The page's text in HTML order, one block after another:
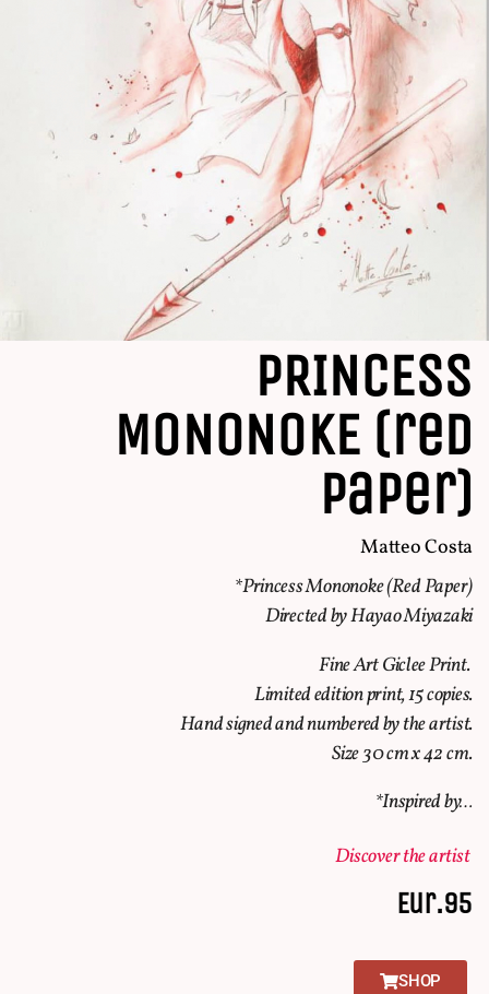
PRINCESS
MONONOKE (red
paper)
Matteo Costa
*Princess Mononoke (Red Paper)
Directed by Hayao Miyazaki
Fine Art Giclee Print.
Limited edition print, 15 copies.
Hand signed and numbered by the artist.
Size 30 cm x 42 cm.
*Inspired by…
Discover the artist
Eur.95
SHOP